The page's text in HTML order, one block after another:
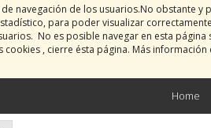
navegación de los usuarios.No obstante y
para poder visualizar correctamente
No es posible navegar en esta página
, cierre ésta página. Más información
Home